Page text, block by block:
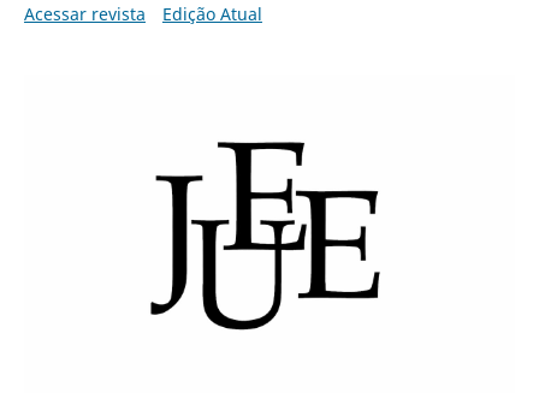
Acessar revista
Edição Atual